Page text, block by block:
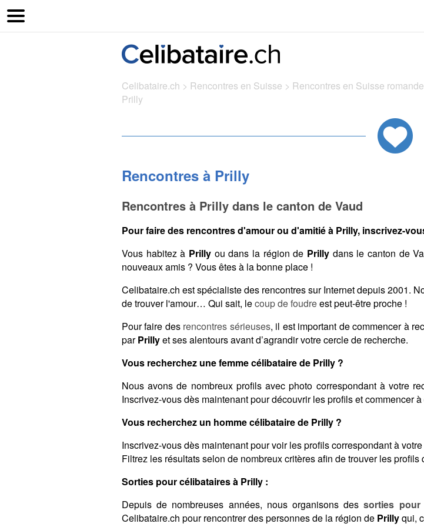
Celibataire.ch > Rencontres en Suisse > Rencontres en Suisse romande
Prilly
Rencontres à Prilly
Rencontres à Prilly dans le canton de Vaud
Pour faire des rencontres d'amour ou d'amitié à Prilly, inscrivez-
Vous habitez à Prilly ou dans la région de Prilly dans le canton de
nouveaux amis ? Vous êtes à la bonne place !
Celibataire.ch est spécialiste des rencontres sur Internet depuis 2001.
de trouver l'amour… Qui sait, lecoup de foudreest peut-être proche !
Pour faire des rencontres sérieuses, il est important de commencer à
parPrillyet ses alentours avant d’agrandir votre cercle de recherche.
Vous recherchez une femme célibataire de Prilly ?
Nous avons de nombreux profils avec photo correspondant à votre
Inscrivez-vous dès maintenant pour découvrir les profils et commencer à
Vous recherchez un homme célibataire de Prilly ?
Inscrivez-vous dès maintenant pour voir les profils correspondant à
Filtrez les résultats selon de nombreux critères afin de trouver les profils
Sorties pour célibataires à Prilly :
Depuis de nombreuses années, nous organisons dessorties pour
Celibataire.ch pour rencontrer des personnes de la région de Prillyqui,